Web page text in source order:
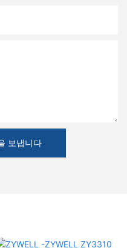
보냅니다